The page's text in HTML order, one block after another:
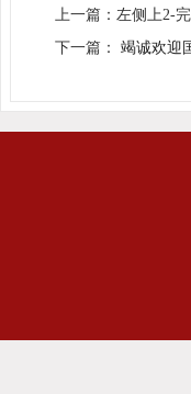
上一篇：左侧上2-完
下一篇：
竭诚欢迎